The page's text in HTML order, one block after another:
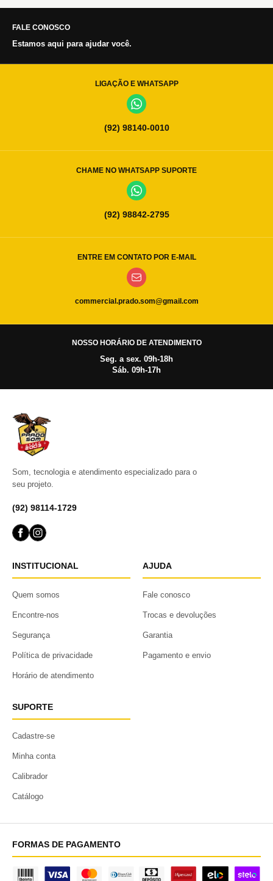
FALE CONOSCO
Estamos aqui para ajudar você.
LIGAÇÃO E WHATSAPP
(92) 98140-0010
CHAME NO WHATSAPP SUPORTE
(92) 98842-2795
ENTRE EM CONTATO POR E-MAIL
commercial.prado.som@gmail.com
NOSSO HORÁRIO DE ATENDIMENTO
Seg. a sex. 09h-18h
Sáb. 09h-17h
Som, tecnologia e atendimento especializado para o
seu projeto.
(92) 98114-1729
INSTITUCIONAL
Quem somos
Encontre-nos
Segurança
Política de privacidade
Horário de atendimento
AJUDA
Fale conosco
Trocas e devoluções
Garantia
Pagamento e envio
SUPORTE
Cadastre-se
Minha conta
Calibrador
Catálogo
FORMAS DE PAGAMENTO